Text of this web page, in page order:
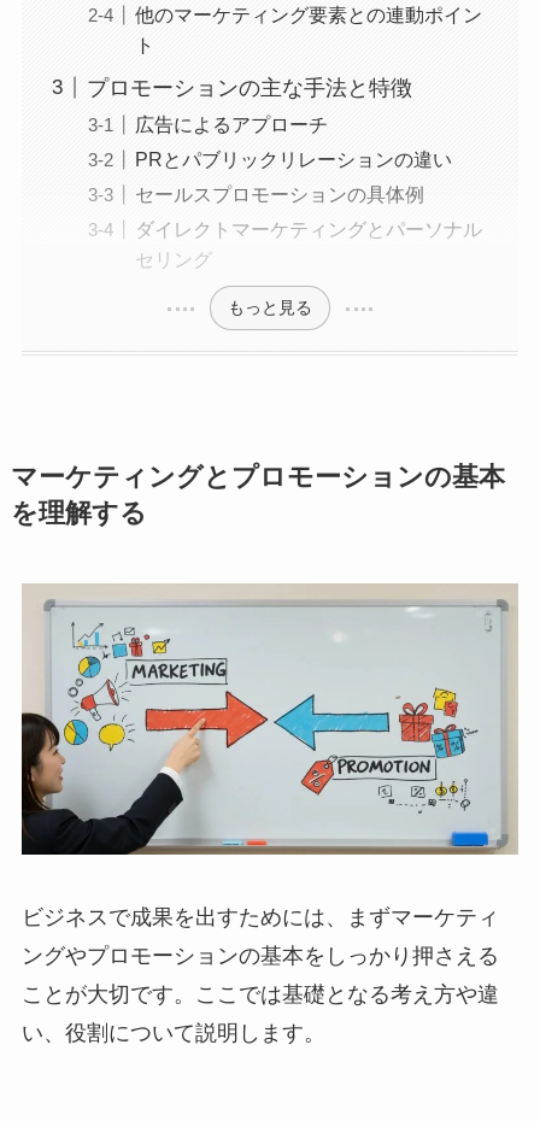
他のマーケティング要素との連動ポイン
ト
プロモーションの主な手法と特徴
広告によるアプローチ
PRとパブリックリレーションの違い
セールスプロモーションの具体例
ダイレクトマーケティングとパーソナル
セリング
もっと見る
マーケティングとプロモーションの基本
を理解する
ビジネスで成果を出すためには、まずマーケティ
ングやプロモーションの基本をしっかり押さえる
ことが大切です。ここでは基礎となる考え方や違
い、役割について説明します。